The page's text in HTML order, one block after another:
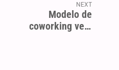
NEXT
Modelo de
coworking vem